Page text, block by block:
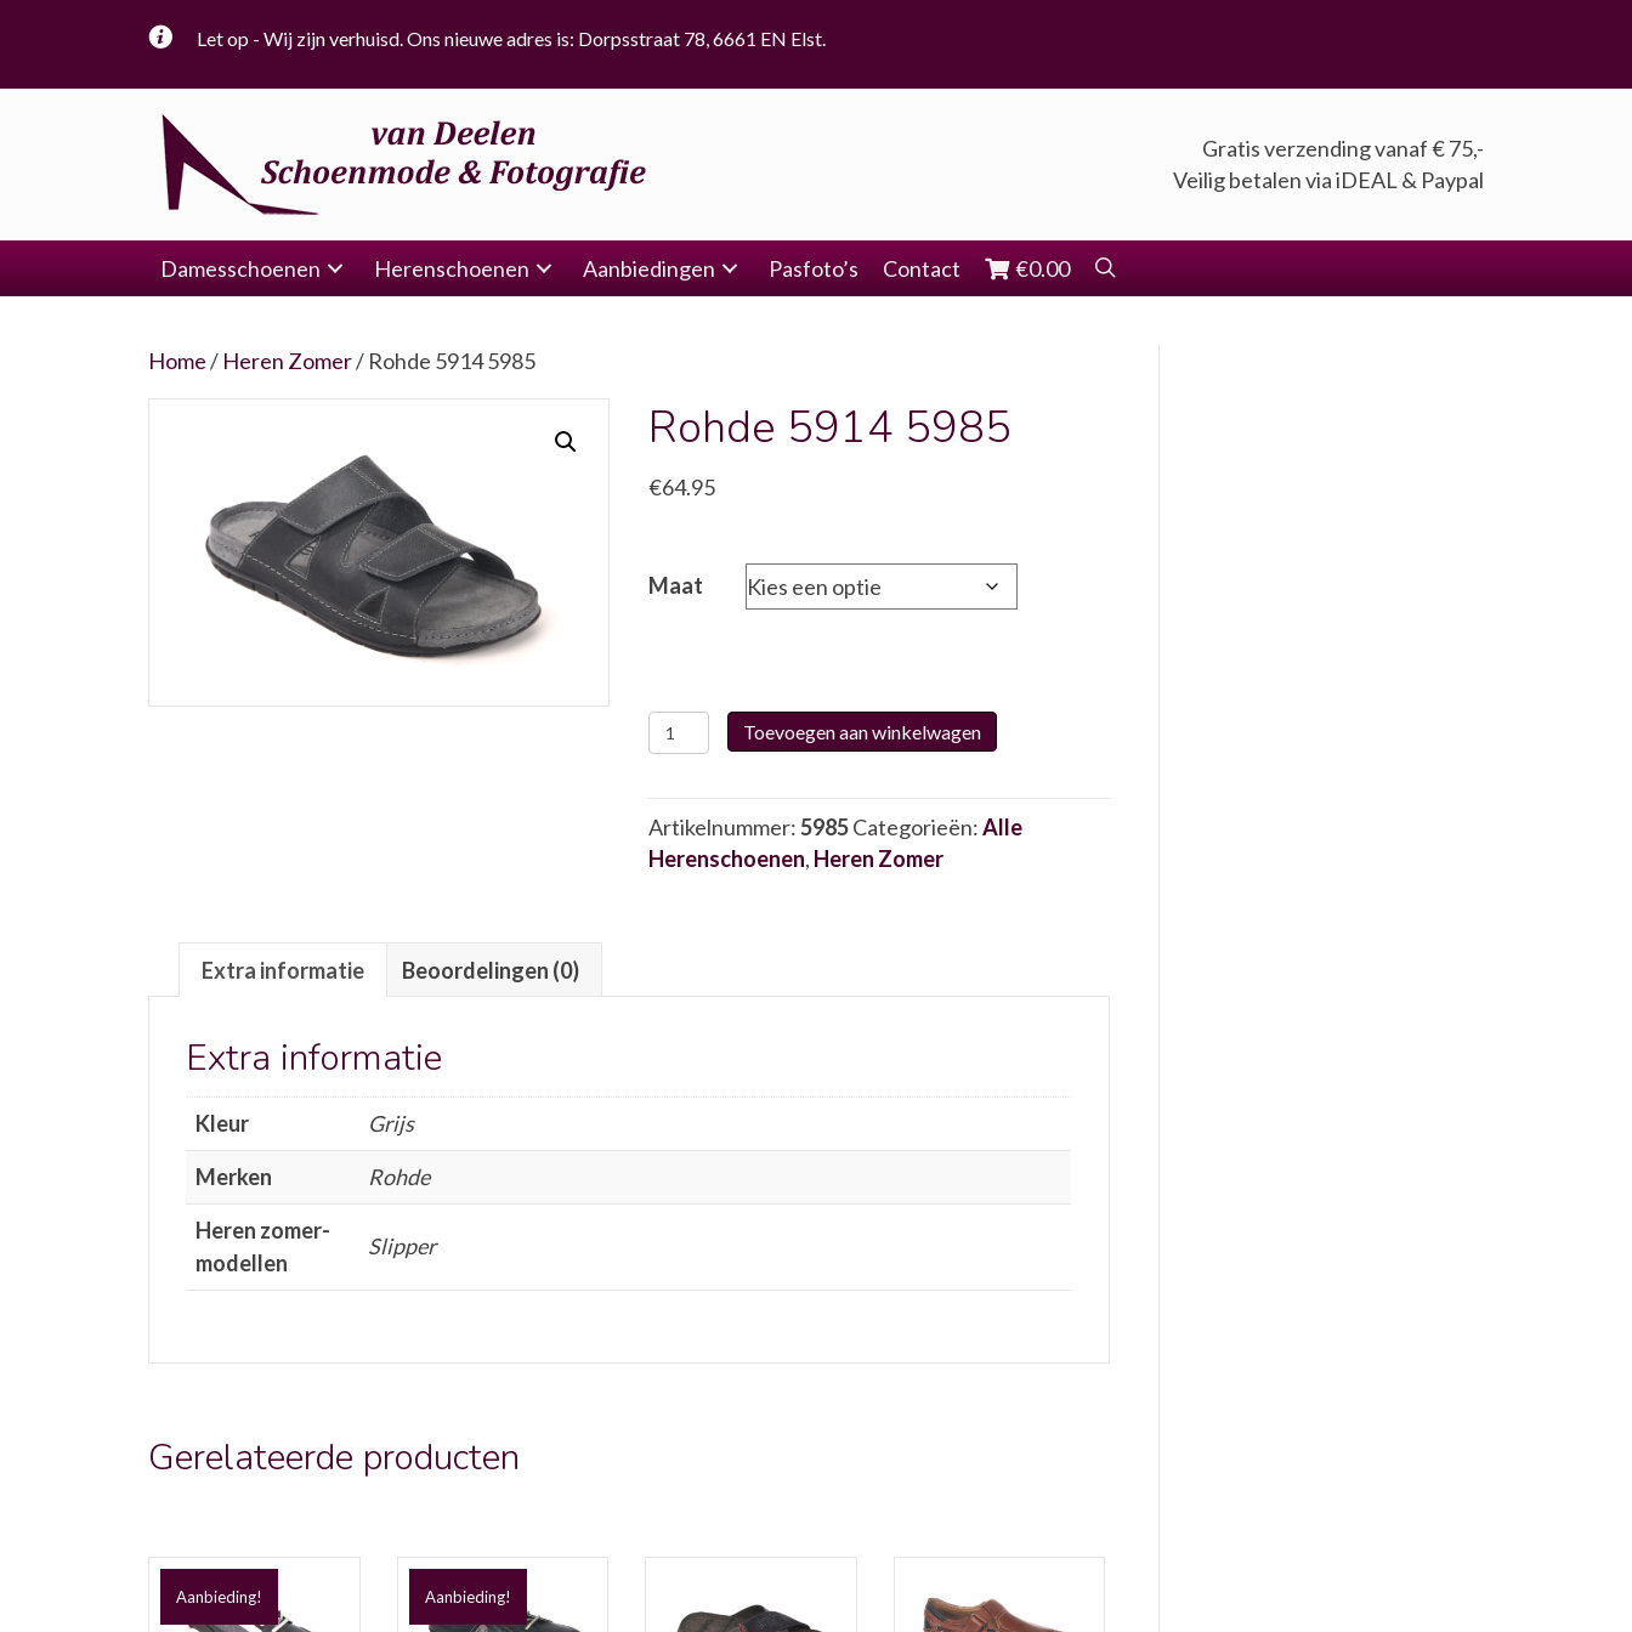
Let op - Wij zijn verhuisd. Ons nieuwe adres is: Dorpsstraat 78, 6661 EN Elst.
Gratis verzending vanaf € 75,-
Veilig betalen via iDEAL & Paypal
Damesschoenen Herenschoenen Aanbiedingen Pasfoto’s Contact €0.00
Home/ Heren Zomer/ Rohde 5914 5985
Rohde 5914 5985
€64.95
Maat
Rohde
5914
aantal
Toevoegen aan winkelwagen
Artikelnummer:5985 Categorieën:Alle
Herenschoenen, Heren Zomer
Extra informatie Beoordelingen (0)
Extra informatie
Kleur
Grijs
Merken
Rohde
Heren zomer-
modellen
Slipper
Gerelateerde producten
Aanbieding! Aanbieding!